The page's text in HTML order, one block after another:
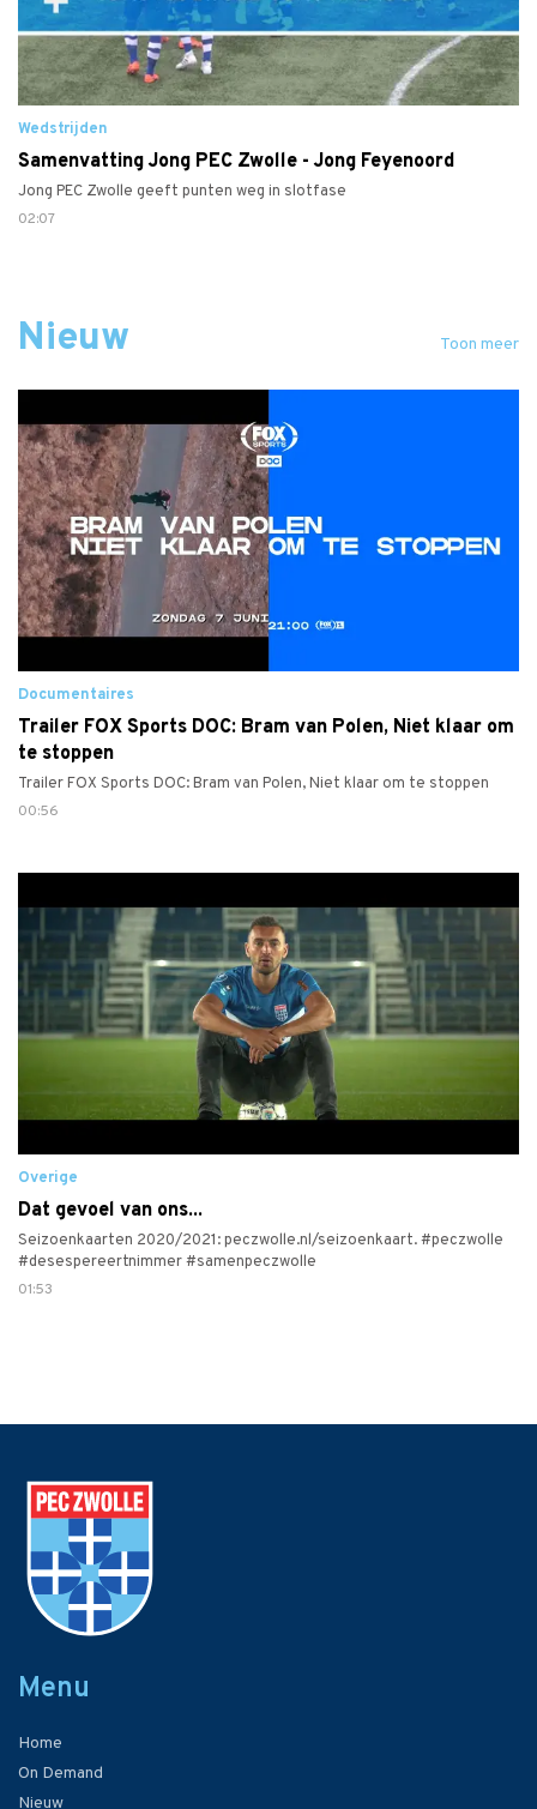
Wedstrijden
Samenvatting Jong PEC Zwolle - Jong Feyenoord
Jong PEC Zwolle geeft punten weg in slotfase
02:07
Nieuw Toon meer
Documentaires
Trailer FOX Sports DOC: Bram van Polen, Niet klaar om
te stoppen
Trailer FOX Sports DOC: Bram van Polen, Niet klaar om te stoppen
00:56
Overige
Dat gevoel van ons...
Seizoenkaarten 2020/2021: peczwolle.nl/seizoenkaart. #peczwolle
#desespereertnimmer #samenpeczwolle
01:53
Menu
Home
On Demand
Nieuw